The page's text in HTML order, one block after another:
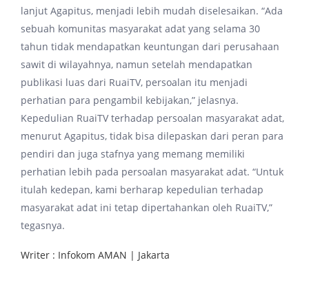
lanjut Agapitus, menjadi lebih mudah diselesaikan. “Ada
sebuah komunitas masyarakat adat yang selama 30
tahun tidak mendapatkan keuntungan dari perusahaan
sawit di wilayahnya, namun setelah mendapatkan
publikasi luas dari RuaiTV, persoalan itu menjadi
perhatian para pengambil kebijakan,” jelasnya.
Kepedulian RuaiTV terhadap persoalan masyarakat adat,
menurut Agapitus, tidak bisa dilepaskan dari peran para
pendiri dan juga stafnya yang memang memiliki
perhatian lebih pada persoalan masyarakat adat. “Untuk
itulah kedepan, kami berharap kepedulian terhadap
masyarakat adat ini tetap dipertahankan oleh RuaiTV,”
tegasnya.
Writer : Infokom AMAN | Jakarta